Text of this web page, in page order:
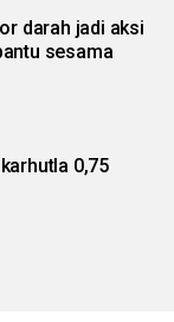
darah jadi aksi
sesama
0,75